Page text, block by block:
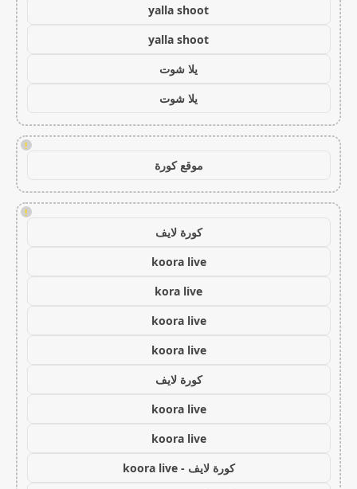
yalla shoot
yalla shoot
يلا شوت
يلا شوت
!
موقع كورة
!
كورة لايف
koora live
kora live
koora live
koora live
كورة لايف
koora live
koora live
كورة لايف - koora live